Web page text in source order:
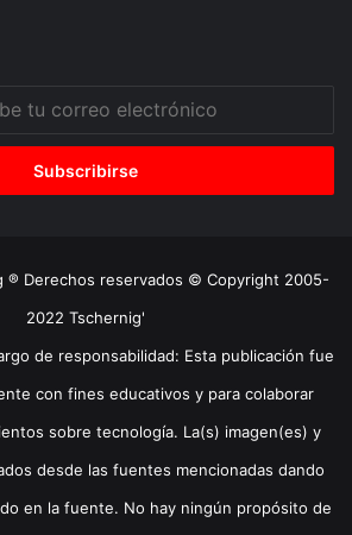
® Derechos reservados © Copyright 2005-
2022 Tschernig'
de responsabilidad: Esta publicación fue
con fines educativos y para colaborar
sobre tecnología. La(s) imagen(es) y
desde las fuentes mencionadas dando
en la fuente. No hay ningún propósito de